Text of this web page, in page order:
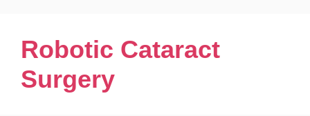
Robotic Cataract
Surgery